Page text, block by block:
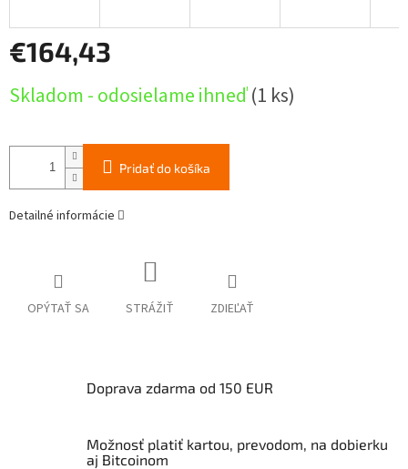
€164,43
cena:
Skladom - odosielame ihneď(1 ks)
Pridať do košíka
Detailné informácie
OPÝTAŤ SA STRÁŽIŤ ZDIEĽAŤ
Doprava zdarma od 150 EUR
Možnosť platiť kartou, prevodom, na dobierku
aj Bitcoinom